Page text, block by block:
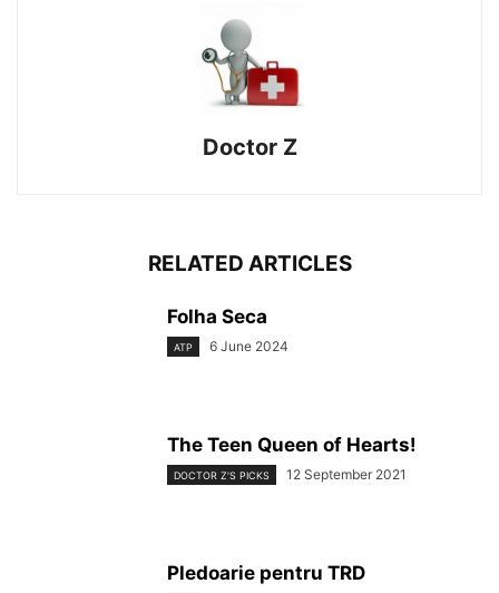
Doctor Z
RELATED ARTICLES
Folha Seca
ATP 6 June 2024
The Teen Queen of Hearts!
DOCTOR Z'S PICKS 12 September 2021
Pledoarie pentru TRD